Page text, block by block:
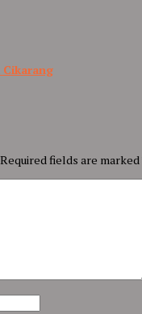
Cikarang
Required fields are marked